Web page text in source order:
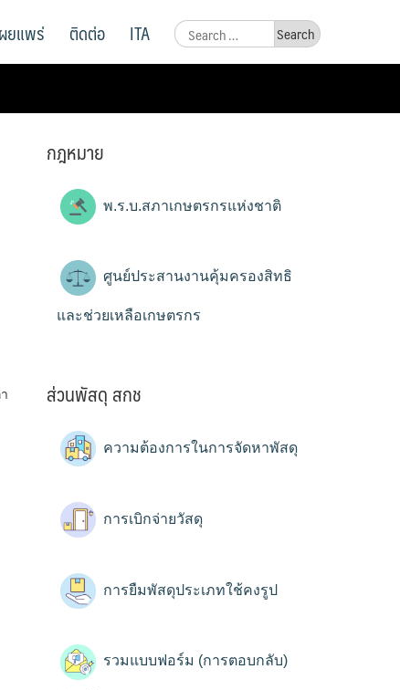
Search
for:
ยแพร่ ติดต่อ ITA
กฎหมาย
พ.ร.บ.สภาเกษตรกรแห่งชาติ
ศูนย์ประสานงานคุ้มครองสิทธิ
และช่วยเหลือเกษตรกร
ส่วนพัสดุ สกช
ความต้องการในการจัดหาพัสดุ
การเบิกจ่ายวัสดุ
การยืมพัสดุประเภทใช้คงรูป
รวมแบบฟอร์ม (การตอบกลับ)